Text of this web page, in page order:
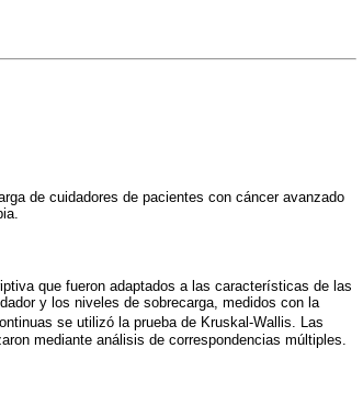
de cuidadores de pacientes con cáncer avanzado
que fueron adaptados a las características de las
y los niveles de sobrecarga, medidos con la
se utilizó la prueba de Kruskal-Wallis. Las
mediante análisis de correspondencias múltiples.